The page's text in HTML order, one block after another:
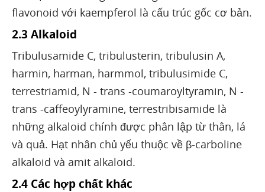
flavonoid với kaempferol là cấu trúc gốc cơ bản.
2.3 Alkaloid
Tribulusamide C, tribulusterin, tribulusin A,
harmin, harman, harmmol, tribulusimide C,
terrestriamid, N - trans -coumaroyltyramin, N -
trans -caffeoylyramine, terrestribisamide là
những alkaloid chính được phân lập từ thân, lá
và quả. Hạt nhân chủ yếu thuộc về β-carboline
alkaloid và amit alkaloid.
2.4 Các hợp chất khác